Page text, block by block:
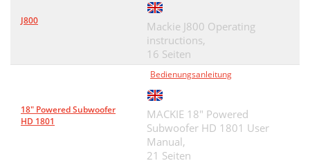
J800
Mackie J800 Operating
instructions,
16 Seiten
18" Powered Subwoofer
HD 1801
Bedienungsanleitung
MACKIE 18" Powered
Subwoofer HD 1801 User
Manual,
21 Seiten